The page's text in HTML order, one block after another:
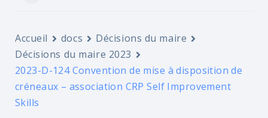
Accueil docs
Décisions du maire
Décisions du maire 2023
2023-D-124 Convention de mise à disposition de
créneaux – association CRP Self Improvement
Skills